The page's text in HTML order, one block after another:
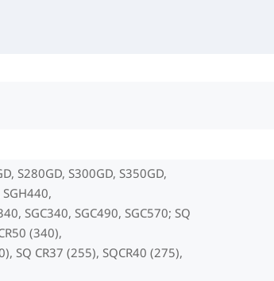
S280GD, S300GD, S350GD,
SGH440,
SGC340, SGC490, SGC570; SQ
(340),
SQ CR37 (255), SQCR40 (275),